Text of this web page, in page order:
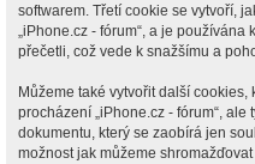
softwarem. Třetí cookie se vytvoří,
„iPhone.cz - fórum“, a je
přečetli, což vede k snažšímu a
Můžeme také vytvořit další
procházení „iPhone.cz - fórum“,
dokumentu, který se zaobírá jen
možnost jak můžeme